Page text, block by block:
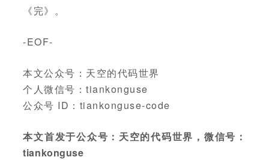
《完》。
-EOF-
本文公众号：天空的代码世界
个人微信号：tiankonguse
公众号 ID：tiankonguse-code
本文首发于公众号：天空的代码世界，微信号：
tiankonguse